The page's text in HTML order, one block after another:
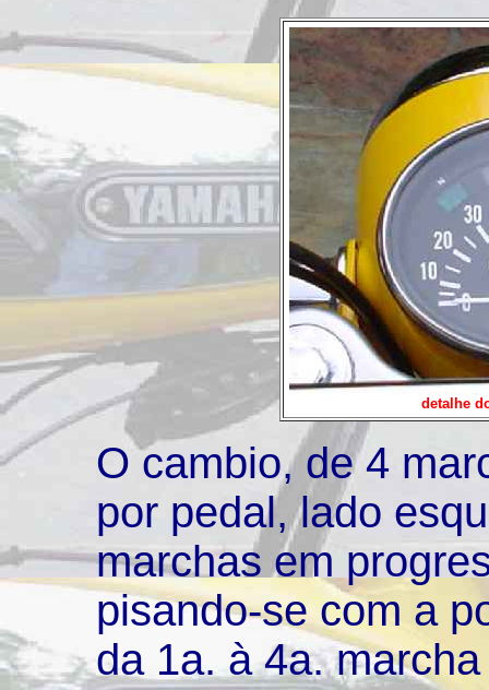
detalhe
O cambio, de 4
por pedal, lado
marchas em
pisando-se com a
da 1a. à 4a.